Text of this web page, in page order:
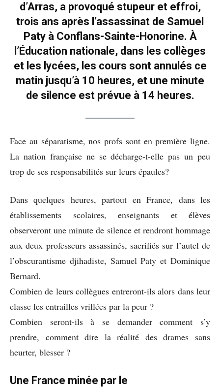
d’Arras, a provoqué stupeur et effroi,
trois ans après l’assassinat de Samuel
Paty à Conflans-Sainte-Honorine. À
l’Éducation nationale, dans les collèges
et les lycées, les cours sont annulés ce
matin jusqu’à 10 heures, et une minute
de silence est prévue à 14 heures.
Face au séparatisme, nos profs sont en première ligne.
La nation française ne se décharge-t-elle pas un peu
trop de ses responsabilités sur leurs épaules?
Dans quelques heures, partout en France, dans les
établissements scolaires, enseignants et élèves
observeront une minute de silence et rendront hommage
aux deux professeurs assassinés, sacrifiés sur l’autel de
l’obscurantisme djihadiste, Samuel Paty et Dominique
Bernard.
Combien de leurs collègues entreront-ils alors dans leur
classe les entrailles vrillées par la peur ?
Combien seront-ils à se demander comment s’y
prendre, comment dire la réalité des drames sans
heurter, blesser ?
Une France minée par le